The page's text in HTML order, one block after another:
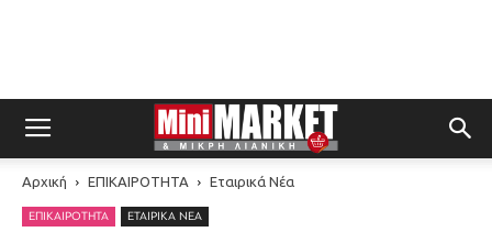
Αρχική ΕΠΙΚΑΙΡΟΤΗΤΑ Εταιρικά Νέα
ΕΠΙΚΑΙΡΟΤΗΤΑ ΕΤΑΙΡΙΚΆ ΝΈΑ